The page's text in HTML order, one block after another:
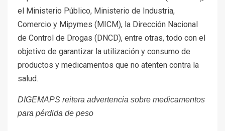
el Ministerio Público, Ministerio de Industria,
Comercio y Mipymes (MICM), la Dirección Nacional
de Control de Drogas (DNCD), entre otras, todo con el
objetivo de garantizar la utilización y consumo de
productos y medicamentos que no atenten contra la
salud.
DIGEMAPS reitera advertencia sobre medicamentos
para pérdida de peso